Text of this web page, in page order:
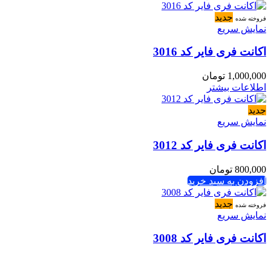
فروخته شده جدید
نمایش سریع
اکانت فری فایر کد 3016
1,000,000 تومان
اطلاعات بیشتر
جدید
نمایش سریع
اکانت فری فایر کد 3012
800,000 تومان
افزودن به سبد خرید
فروخته شده جدید
نمایش سریع
اکانت فری فایر کد 3008